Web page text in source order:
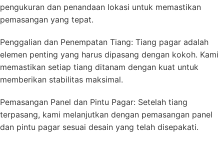
pengukuran dan penandaan lokasi untuk memastikan
pemasangan yang tepat.
Penggalian dan Penempatan Tiang: Tiang pagar adalah
elemen penting yang harus dipasang dengan kokoh. Kami
memastikan setiap tiang ditanam dengan kuat untuk
memberikan stabilitas maksimal.
Pemasangan Panel dan Pintu Pagar: Setelah tiang
terpasang, kami melanjutkan dengan pemasangan panel
dan pintu pagar sesuai desain yang telah disepakati.